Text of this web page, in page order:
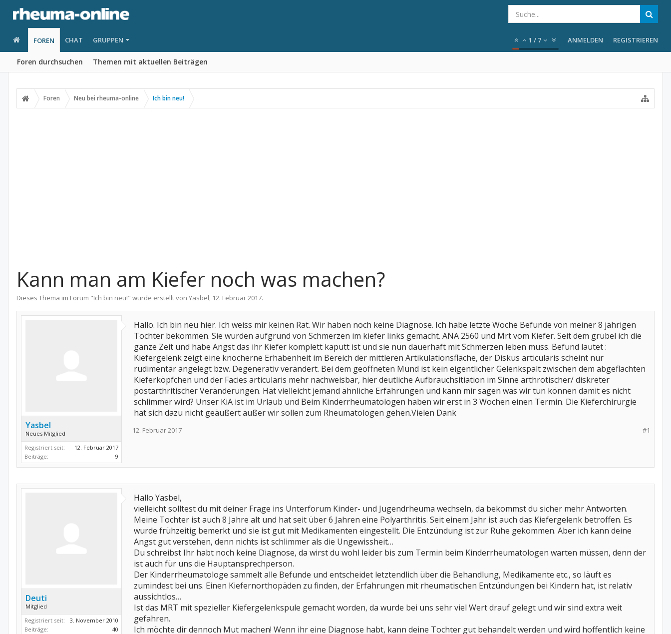
FOREN
Foren durchsuchen Themen mit aktuellen Beiträgen
CHAT GRUPPEN 1 / 7 ANMELDEN REGISTRIEREN
Foren Neu bei rheuma-online Ich bin neu!
Kann man am Kiefer noch was machen?
Dieses Thema im Forum "Ich bin neu!" wurde erstellt von Yasbel, 12. Februar 2017.
Yasbel
Neues Mitglied
Registriert seit:
12. Februar 2017
Beiträge:
9
Hallo. Ich bin neu hier. Ich weiss mir keinen Rat. Wir haben noch keine Diagnose. Ich habe letzte Woche Befunde von meiner 8 jährigen
Tochter bekommen. Sie wurden aufgrund von Schmerzen im kiefer links gemacht. ANA 2560 und Mrt vom Kiefer. Seit dem grübel ich die
ganze Zeit und habe Angst das ihr Kiefer komplett kaputt ist und sie nun dauerhaft mit Schmerzen leben muss. Befund lautet :
Kiefergelenk zeigt eine knöcherne Erhabenheit im Bereich der mittleren Artikulationsfläche, der Diskus articularis scheint nur
rudimentär angelegt bzw. Degenerativ verändert. Bei dem geöffneten Mund ist kein eigentlicher Gelenkspalt zwischen dem abgeflachten
Kieferköpfchen und der Facies articularis mehr nachweisbar, hier deutliche Aufbrauchsitiation im Sinne arthrotischer/ diskreter
postarthritischer Veränderungen. Hat vielleicht jemand ähnliche Erfahrungen und kann mir sagen was wir tun können damit es nicht
schlimmer wird? Unser KiA ist im Urlaub und Beim Kinderrheumatologen haben wir erst in 3 Wochen einen Termin. Die Kieferchirurgie
hat sich dazu nicht geäußert außer wir sollen zum Rheumatologen gehen.Vielen Dank
#1
12. Februar 2017
Deuti
Mitglied
Registriert seit:
3. November 2010
Beiträge:
40
Hallo Yasbel,
vielleicht solltest du mit deiner Frage ins Unterforum Kinder- und Jugendrheuma wechseln, da bekommst du sicher mehr Antworten.
Meine Tochter ist auch 8 Jahre alt und hat seit über 6 Jahren eine Polyarthritis. Seit einem Jahr ist auch das Kiefergelenk betroffen. Es
wurde frühzeitig bemerkt und sie ist gut mit Medikamenten eingestellt. Die Entzündung ist zur Ruhe gekommen. Aber ich kann deine
Angst gut verstehen, denn nichts ist schlimmer als die Ungewissheit…
Du schreibst Ihr habt noch keine Diagnose, da wirst du wohl leider bis zum Termin beim Kinderrheumatologen warten müssen, denn der
ist auch für uns die Hauptansprechperson.
Der Kinderrheumatologe sammelt alle Befunde und entscheidet letztendlich über die Behandlung, Medikamente etc., so läuft es
zumindest bei uns. Einen Kiefernorthopäden zu finden, der Erfahrungen mit rheumatischen Entzündungen bei Kindern hat, ist relativ
aussichtlos…
Ist das MRT mit spezieller Kiefergelenkspule gemacht worden, da wurde bei uns sehr viel Wert drauf gelegt und wir sind extra weit
gefahren.
Ich möchte dir dennoch Mut machen! Wenn ihr eine Diagnose habt, kann deine Tochter gut behandelt werden und wird hoffentlich keine